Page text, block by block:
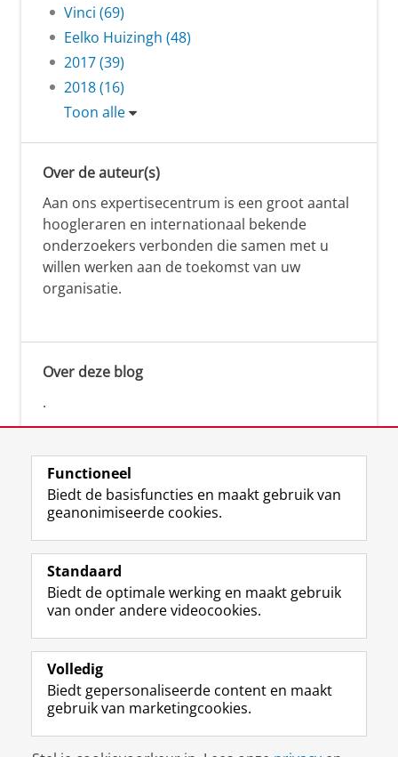
Vinci (69)
Eelko Huizingh (48)
2017 (39)
2018 (16)
Toon alle
Over de auteur(s)
Aan ons expertisecentrum is een groot aantal
hoogleraren en internationaal bekende
onderzoekers verbonden die samen met u
willen werken aan de toekomst van uw
organisatie.
Over deze blog
.
Volg de RUG
F
a
e
b
o
p
a
i
L
i
k
e
I
-
p
g
R
S
-
f
e
R
k
I
n
t
r
m
c
Y
o
T
e
k
a
Studiekiezers
Alumni
Over ons
Disclaimer & Copyright
Functioneel
Biedt de basisfuncties en maakt gebruik van
geanonimiseerde cookies.
Standaard
Biedt de optimale werking en maakt gebruik
van onder andere videocookies.
Volledig
Biedt gepersonaliseerde content en maakt
gebruik van marketingcookies.